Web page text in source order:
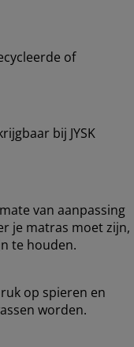
of
bij JYSK
van aanpassing
je matras moet zijn,
te houden.
op spieren en
worden.